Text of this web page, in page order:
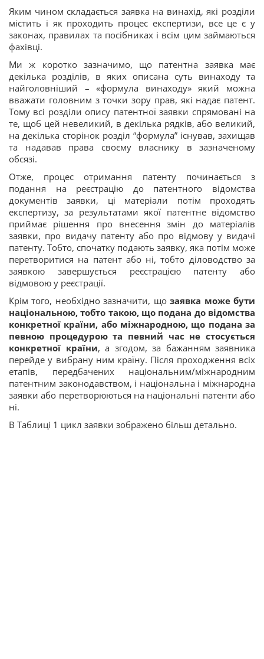
Яким чином складається заявка на винахід, які розділи
містить і як проходить процес експертизи, все це є у
законах, правилах та посібниках і всім цим займаються
фахівці.
Ми ж коротко зазначимо, що патентна заявка має
декілька розділів, в яких описана суть винаходу та
найголовніший – «формула винаходу» який можна
вважати головним з точки зору прав, які надає патент.
Тому всі розділи опису патентної заявки спрямовані на
те, щоб цей невеликий, в декілька рядків, або великий,
на декілька сторінок розділ “формула” існував, захищав
та надавав права своєму власнику в зазначеному
обсязі.
Отже, процес отримання патенту починається з
подання на реєстрацію до патентного відомства
документів заявки, ці матеріали потім проходять
експертизу, за результатами якої патентне відомство
приймає рішення про внесення змін до матеріалів
заявки, про видачу патенту або про відмову у видачі
патенту. Тобто, спочатку подають заявку, яка потім може
перетворитися на патент або ні, тобто діловодство за
заявкою завершується реєстрацією патенту або
відмовою у реєстрації.
Крім того, необхідно зазначити, щозаявка може бути
національною, тобто такою, що подана до відомства
конкретної країни, або міжнародною, що подана за
певною процедурою та певний час не стосується
конкретної країни, а згодом, за бажанням заявника
перейде у вибрану ним країну. Після проходження всіх
етапів, передбачених національним/міжнародним
патентним законодавством, і національна і міжнародна
заявки або перетворюються на національні патенти або
ні.
В Таблиці 1 цикл заявки зображено більш детально.